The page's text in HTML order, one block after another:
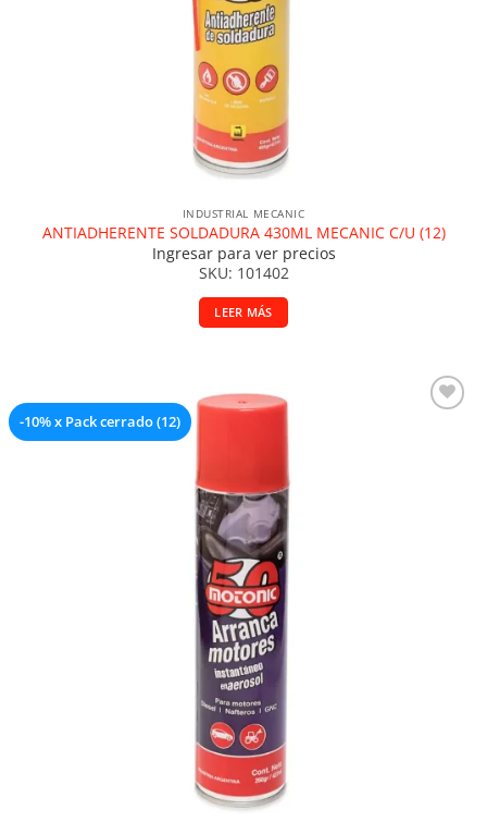
INDUSTRIAL MECANIC
ANTIADHERENTE SOLDADURA 430ML MECANIC C/U (12)
Ingresar para ver precios
SKU: 101402
LEER MÁS
-10% x Pack cerrado (12)